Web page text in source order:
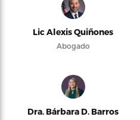
Lic Alexis Quiñones
Abogado
Dra. Bárbara D. Barros